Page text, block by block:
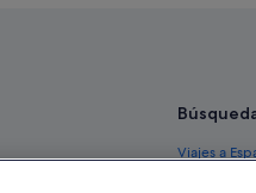
Militar de Ferrol
Viajes a